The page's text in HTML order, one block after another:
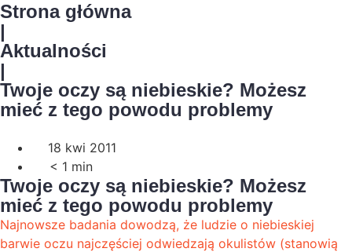
Strona główna
|
Aktualności
|
Twoje oczy są niebieskie? Możesz
mieć z tego powodu problemy
18 kwi 2011
< 1 min
Twoje oczy są niebieskie? Możesz
mieć z tego powodu problemy
Najnowsze badania dowodzą, że ludzie o niebieskiej
barwie oczu najczęściej odwiedzają okulistów (stanowią